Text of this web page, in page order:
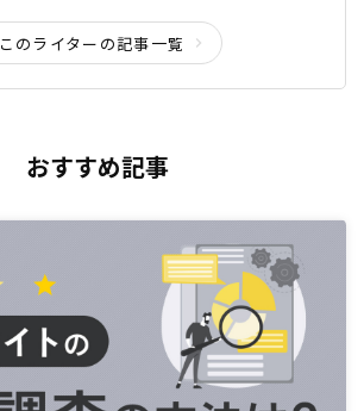
このライターの記事一覧
おすすめ記事